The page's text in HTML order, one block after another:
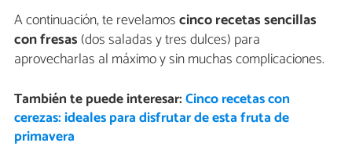
A continuación, te revelamoscinco recetas sencillas
con fresas (dos saladas y tres dulces) para
aprovecharlas al máximo y sin muchas complicaciones.
También te puede interesar:Cinco recetas con
cerezas: ideales para disfrutar de esta fruta de
primavera